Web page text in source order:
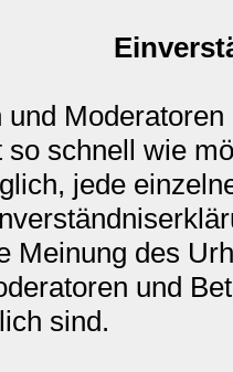
schnell wie
jede
Meinung des
und
sind.